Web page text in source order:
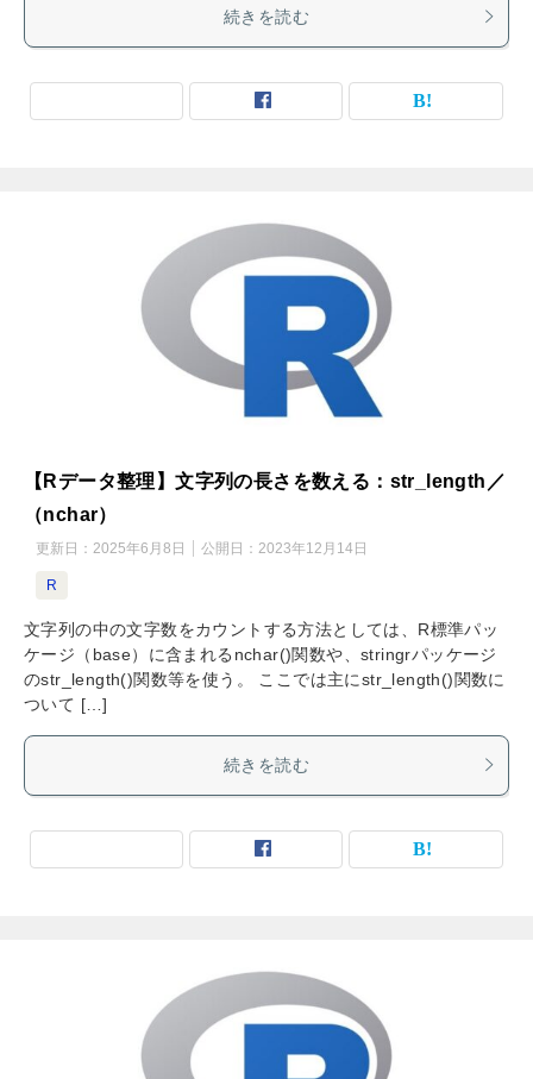
続きを読む
【Rデータ整理】文字列の長さを数える：str_length／
（nchar）
更新日： 2025年6月8日 公開日： 2023年12月14日
R
文字列の中の文字数をカウントする方法としては、R標準パッ
ケージ（base）に含まれるnchar()関数や、stringrパッケージ
のstr_length()関数等を使う。 ここでは主にstr_length()関数に
ついて […]
続きを読む